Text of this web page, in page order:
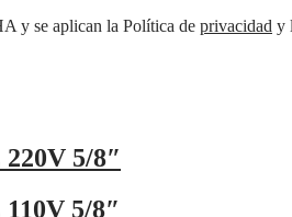
y se aplican la Política de privacidad y
5/8″
5/8″